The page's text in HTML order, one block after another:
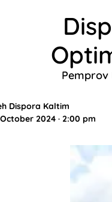
Dispora Kaltim
2024 · 2:00 pm